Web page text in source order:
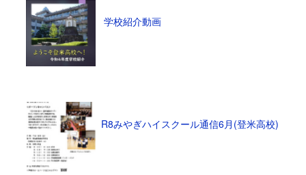
学校紹介動画
R8みやぎハイスクール通信6月(登米高校)